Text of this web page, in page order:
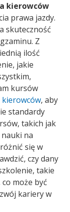
kierowców
prawa jazdy.
skuteczność
Z
ilość
jakie
kursów
, aby
standardy
takich jak
na
się w
czy dany
takie
może być
kariery w